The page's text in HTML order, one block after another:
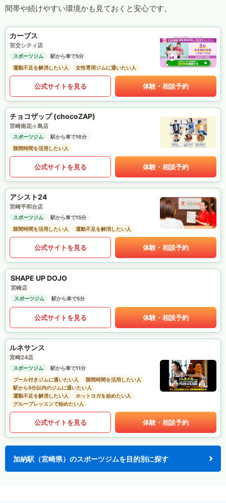
間帯や続けやすい環境かも見ておくと安心です。
カーブス
宮交シティ店
スポーツジム
駅から車で5分
運動不足を解消したい人
女性専用ジムに通いたい人
公式サイトを見る 体験・相談予約
チョコザップ (chocoZAP)
宮崎南花ヶ島店
スポーツジム
駅から車で16分
隙間時間を活用したい人
公式サイトを見る 体験・相談予約
アシスト24
宮崎平和台店
スポーツジム
駅から車で15分
隙間時間を活用したい人
運動不足を解消したい人
公式サイトを見る 体験・相談予約
SHAPE UP DOJO
宮崎店
スポーツジム 駅から車で5分
公式サイトを見る 体験・相談予約
ルネサンス
宮崎24店
スポーツジム
駅から車で11分
プール付きジムに通いたい人
隙間時間を活用したい人
駅から5分以内のジムに通いたい人
運動不足を解消したい人
ホットヨガを始めたい人
グループレッスンで始めたい人
公式サイトを見る 体験・相談予約
加納駅（宮崎県）のスポーツジムを目的別に探す